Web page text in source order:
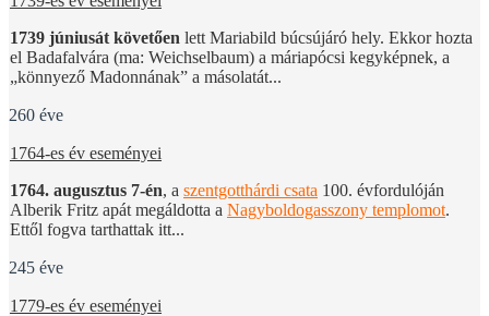
1739 júniusát követően lett Mariabild búcsújáró hely. Ekkor hozta
el Badafalvára (ma: Weichselbaum) a máriapócsi kegyképnek, a
„könnyező Madonnának” a másolatát...
260 éve
1764-es év eseményei
1764. augusztus 7-én, a szentgotthárdi csata 100. évfordulóján
Alberik Fritz apát megáldotta a Nagyboldogasszony templomot.
Ettől fogva tarthattak itt...
245 éve
1779-es év eseményei